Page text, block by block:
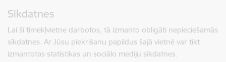
Sīkdatnes
Lai šī tīmekļvietne darbotos, tā izmanto obligāti nepieciešamās
sīkdatnes. Ar Jūsu piekrišanu papildus šajā vietnē var tikt
izmantotas statistikas un sociālo mediju sīkdatnes.